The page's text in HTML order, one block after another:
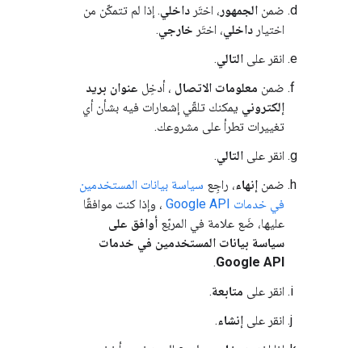
ضمن الجمهور ، اختَر داخلي. إذا لم تتمكّن من
اختيار داخلي، اختَر خارجي.
انقر على التالي.
ضمن معلومات الاتصال ، أدخِل عنوان بريد
إلكتروني يمكنك تلقّي إشعارات فيه بشأن أي
تغييرات تطرأ على مشروعك.
انقر على التالي.
ضمن إنهاء، راجِع سياسة بيانات المستخدمين
في خدمات Google API
، وإذا كنت موافقًا
عليها، ضَع علامة في المربّع أوافق على
سياسة بيانات المستخدمين في خدمات
Google API
.
انقر على متابعة.
انقر على إنشاء.